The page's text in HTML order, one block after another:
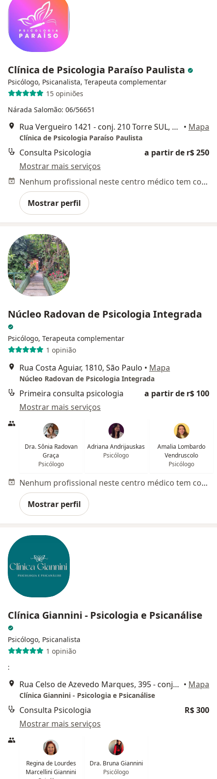
Clínica de Psicologia Paraíso Paulista
Psicólogo, Psicanalista, Terapeuta complementar
15 opiniões
Nárada Salomão: 06/56651
Rua Vergueiro 1421 - conj. 210 Torre SUL, São Paulo • Mapa
Clínica de Psicologia Paraíso Paulista
Consulta Psicologia
a partir de r$ 250
Mostrar mais serviços
Nenhum profissional neste centro médico tem consultas disponíveis
Mostrar perfil
Núcleo Radovan de Psicologia Integrada
Psicólogo, Terapeuta complementar
1 opinião
Rua Costa Aguiar, 1810, São Paulo • Mapa
Núcleo Radovan de Psicologia Integrada
Primeira consulta psicologia
a partir de r$ 100
Mostrar mais serviços
Dra. Sônia Radovan
Graça
Psicólogo
Adriana Andrijauskas
Psicólogo
Amalia Lombardo
Vendruscolo
Psicólogo
Nenhum profissional neste centro médico tem consultas disponíveis
Mostrar perfil
Clínica Giannini - Psicologia e Psicanálise
Psicólogo, Psicanalista
1 opinião
:
Rua Celso de Azevedo Marques, 395 - conjunto 103, São Paulo • Mapa
Clínica Giannini - Psicologia e Psicanálise
Consulta Psicologia
R$ 300
Mostrar mais serviços
Regina de Lourdes
Marcellini Giannini
Dra. Bruna Giannini
Psicólogo